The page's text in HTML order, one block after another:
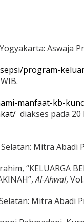
Aswaja
program-
manfaat-kb-
diakses pada 20
Mitra Abadi
“KELUARGA
Al-Ahwal,
Mitra Abadi